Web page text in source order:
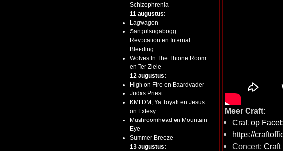
Schizophrenia
11 augustus:
Lagwagon
Sanguisugabogg,
Revocation en Internal
Bleeding
Wolves In The Throne Room
en Ter Ziele
12 augustus:
High on Fire en Baardvader
Judas Priest
KMFDM, Ya Toyah en Jesus
on Extesy
Mushroomhead en Mountain
Eye
Summer Breeze
13 augustus:
Meer Craft:
Craft op
https://
Concert: Craft